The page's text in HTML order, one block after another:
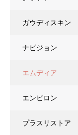
ガウディスキン
ナビジョン
エムディア
エンビロン
プラスリストア